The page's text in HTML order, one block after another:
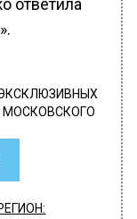
ответила
МОСКОВСКОГО